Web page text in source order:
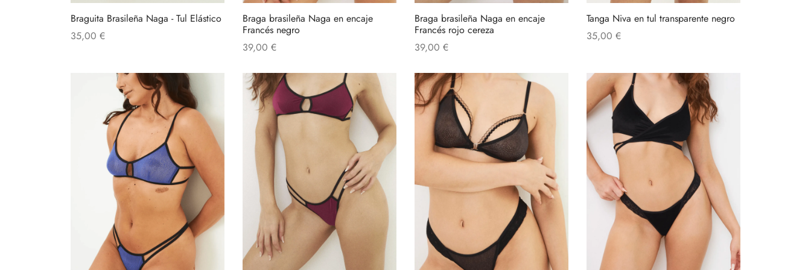
Braguita Brasileña Naga - Tul Elástico
35,00 €
tiene
múltiples
variantes.
Las
opciones
se
pueden
elegir
página
de
Braga brasileña Naga en encaje
Francés negro
39,00 €
Braga brasileña Naga en encaje
Francés rojo cereza
39,00 €
Tanga Niva en tul transparente negro
35,00 €